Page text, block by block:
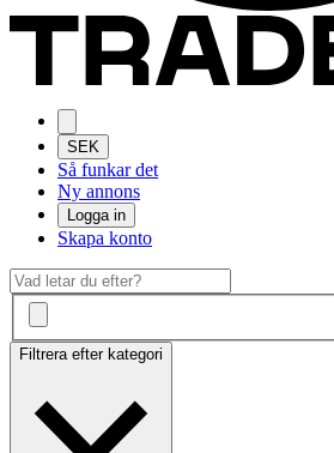
SEK
Så funkar det
Ny annons
Logga in
Skapa konto
Filtrera efter kategori